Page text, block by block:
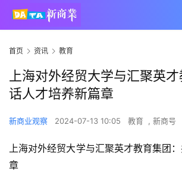
首页 资讯 教育
上海对外经贸大学与汇聚英
话人才培养新篇章
新商业观察 2024-07-13 10:05 教育 , 新商号
上海对外经贸大学与汇聚英才教育集团
章